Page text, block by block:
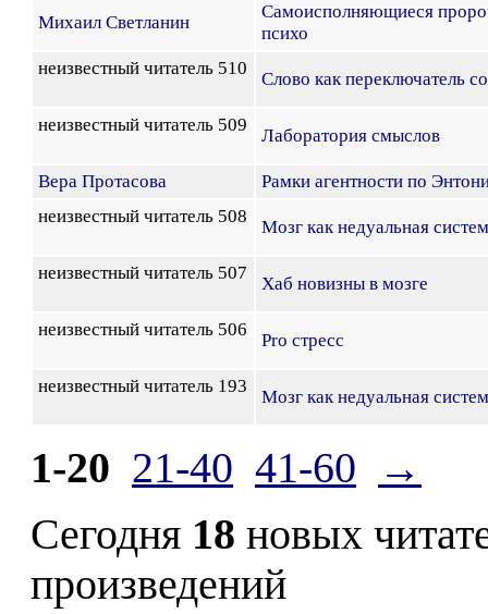
Михаил Светланин
Самоисполняющиеся
психо
неизвестный читатель 510
Слово как переключатель
неизвестный читатель 509
Лаборатория смыслов
Вера Протасова
Рамки агентности по
неизвестный читатель 508
Мозг как недуальная
неизвестный читатель 507
Хаб новизны в мозге
неизвестный читатель 506
Pro стресс
неизвестный читатель 193
Мозг как недуальная
1-20 21-40 41-60
→
Сегодня 18 новых
произведений